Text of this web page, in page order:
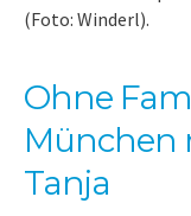
(Foto: Winderl).
Ohne
München
Tanja